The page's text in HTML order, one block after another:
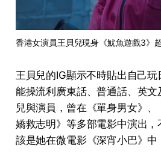
香港女演員王貝兒現身《魷魚遊戲3》
王貝兒的IG顯示不時貼出自己
能操流利廣東話、普通話、英
兒與演員，曾在《單身男女》
嬌救志明》等多部電影中演出
該是她在微電影《深宵小巴》中